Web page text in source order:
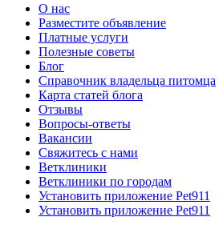
О нас
Разместите объявление
Платные услуги
Полезные советы
Блог
Справочник владельца питомца
Карта статей блога
Отзывы
Вопросы-ответы
Вакансии
Свяжитесь с нами
Ветклиники
Ветклиники по городам
Установить приложение Pet911
Установить приложение Pet911